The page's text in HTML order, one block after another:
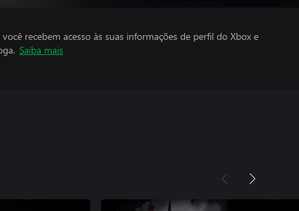
recebem acesso às suas informações de perfil do Xbox e
Saiba mais